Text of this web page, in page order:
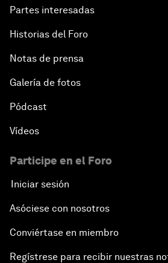
Partes interesadas
Historias del Foro
Notas de prensa
Galería de fotos
Pódcast
Vídeos
Participe en el Foro
Iniciar sesión
Asóciese con nosotros
Conviértase en miembro
Regístrese para recibir nuestras